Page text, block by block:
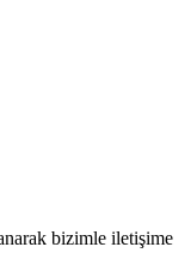
bizimle iletişime